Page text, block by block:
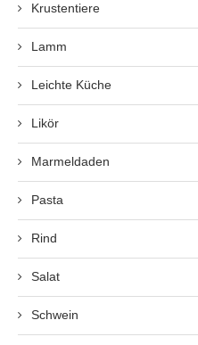
Krustentiere
Lamm
Leichte Küche
Likör
Marmeldaden
Pasta
Rind
Salat
Schwein